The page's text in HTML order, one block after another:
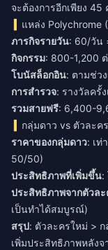
จะต้องการอีกเพียง
แหล่ง Polychrome
ภารกิจรายวัน: 60/วัน
กิจกรรม: 800-1,200
โบนัสล็อกอิน: ตามช่วง
การสำรวจ: รางวัลครั้
รวมสายฟรี: 6,400-
กลุ่มดาว vs ตัวละค
ราคาของกลุ่มดาว: เท่
50/50)
ประสิทธิภาพที่เพิ่มขึ้น:
ประสิทธิภาพจากตัวล
เป็นทำได้สมบูรณ์)
สรุป: ตัวละครใหม่ >
เพิ่มประสิทธิภาพหลัง